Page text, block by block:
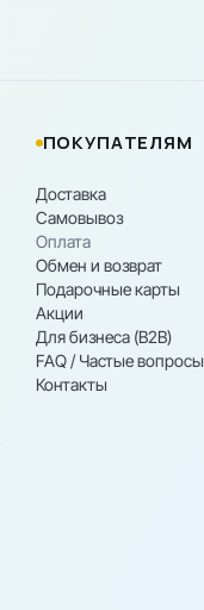
ПОКУПАТЕЛЯМ
Доставка
Самовывоз
Оплата
Обмен и возврат
Подарочные карты
Акции
Для бизнеса (B2B)
FAQ / Частые вопросы
Контакты